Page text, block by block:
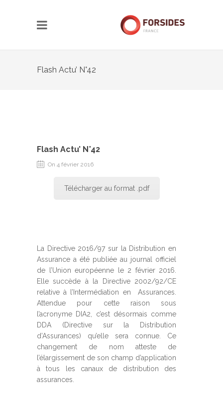
Flash Actu’ N°42
Flash Actu’ N°42
On 4 février 2016
Télécharger au format .pdf
La Directive 2016/97 sur la Distribution en
Assurance a été publiée au journal officiel
de l’Union européenne le 2 février 2016.
Elle succède à la Directive 2002/92/CE
relative à l’Intermédiation en Assurances.
Attendue pour cette raison sous
l’acronyme DIA2, c’est désormais comme
DDA (Directive sur la Distribution
d’Assurances) qu’elle sera connue. Ce
changement de nom atteste de
l’élargissement de son champ d’application
à tous les canaux de distribution des
assurances.